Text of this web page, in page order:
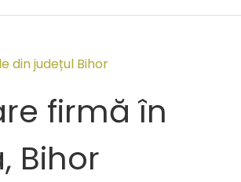
din județul Bihor
firmă în
Bihor